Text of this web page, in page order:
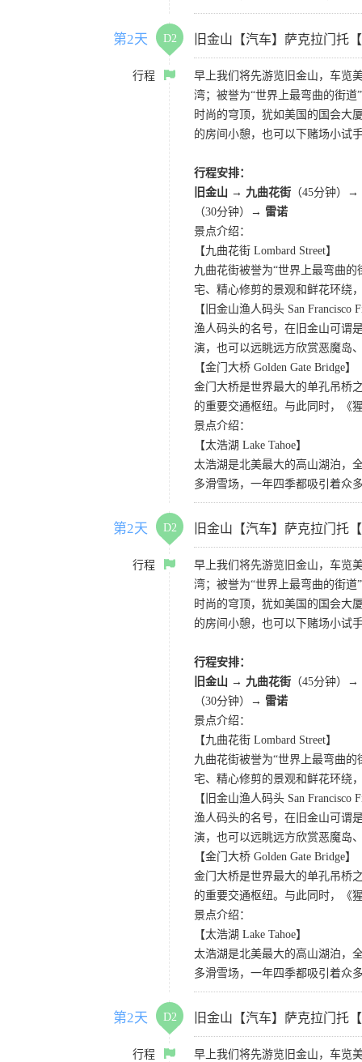
第2天 D2 旧金山【汽车】萨克拉门托
行程
早上我们将先游览旧金山，车览
湾；被誉为“世界上最弯曲的街
时尚的穹顶，犹如美国的国会大
的房间小憩，也可以下赌场小试
行程安排：
旧金山 → 九曲花街 （45分钟）→
（30分钟）→ 雷诺
景点介绍：
【九曲花街 Lombard Street】
九曲花街被誉为“世界上最弯曲
宅、精心修剪的景观和鲜花环绕
【旧金山渔人码头 San Francisco
渔人码头的名号，在旧金山可谓
演，也可以远眺远方欣赏恶魔岛
【金门大桥 Golden Gate Bridge】
金门大桥是世界最大的单孔吊桥
的重要交通枢纽。与此同时，《
景点介绍：
【太浩湖 Lake Tahoe】
太浩湖是北美最大的高山湖泊，
多滑雪场，一年四季都吸引着众
第2天 D2 旧金山【汽车】萨克拉门托
行程
早上我们将先游览旧金山，车览
湾；被誉为“世界上最弯曲的街
时尚的穹顶，犹如美国的国会大
的房间小憩，也可以下赌场小试
行程安排：
旧金山 → 九曲花街 （45分钟）→
（30分钟）→ 雷诺
景点介绍：
【九曲花街 Lombard Street】
九曲花街被誉为“世界上最弯曲
宅、精心修剪的景观和鲜花环绕
【旧金山渔人码头 San Francisco
渔人码头的名号，在旧金山可谓
演，也可以远眺远方欣赏恶魔岛
【金门大桥 Golden Gate Bridge】
金门大桥是世界最大的单孔吊桥
的重要交通枢纽。与此同时，《
景点介绍：
【太浩湖 Lake Tahoe】
太浩湖是北美最大的高山湖泊，
多滑雪场，一年四季都吸引着众
第2天 D2 旧金山【汽车】萨克拉门托
行程
早上我们将先游览旧金山，车览